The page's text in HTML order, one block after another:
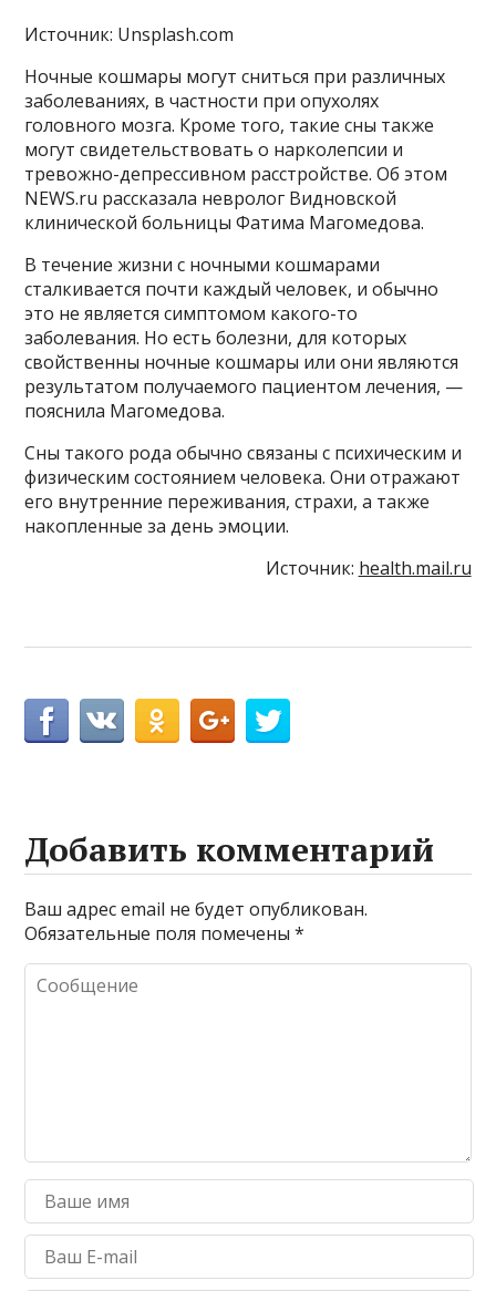
Источник: Unsplash.com
Ночные кошмары могут сниться при различных
заболеваниях, в частности при опухолях
головного мозга. Кроме того, такие сны также
могут свидетельствовать о нарколепсии и
тревожно-депрессивном расстройстве. Об этом
NEWS.ru рассказала невролог Видновской
клинической больницы Фатима Магомедова.
В течение жизни с ночными кошмарами
сталкивается почти каждый человек, и обычно
это не является симптомом какого-то
заболевания. Но есть болезни, для которых
свойственны ночные кошмары или они являются
результатом получаемого пациентом лечения, —
пояснила Магомедова.
Сны такого рода обычно связаны с психическим и
физическим состоянием человека. Они отражают
его внутренние переживания, страхи, а также
накопленные за день эмоции.
Источник: health.mail.ru
Добавить комментарий
Ваш адрес email не будет опубликован.
Обязательные поля помечены*